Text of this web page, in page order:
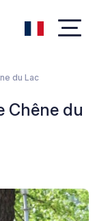
du Lac
Chêne du